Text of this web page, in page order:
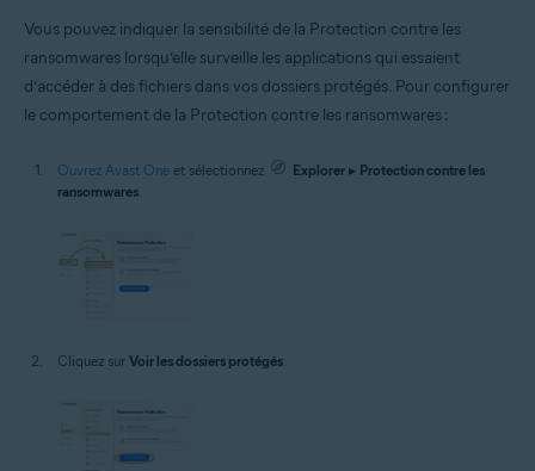
Vous pouvez indiquer la sensibilité de la Protection contre les
ransomwares lorsqu’elle surveille les applications qui essaient
d’accéder à des fichiers dans vos dossiers protégés. Pour configurer
le comportement de la Protection contre les ransomwares :
Ouvrez Avast One et sélectionnez Explorer ▸ Protection contre les
ransomwares
Cliquez sur Voir les dossiers protégés